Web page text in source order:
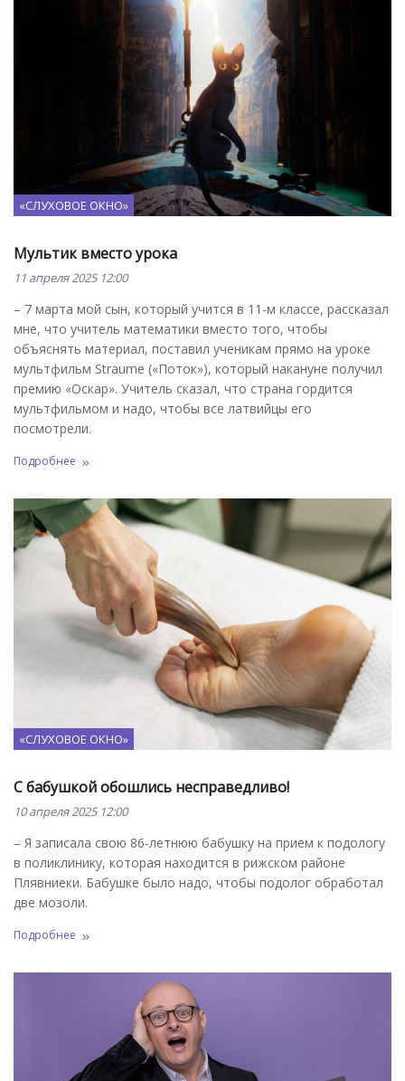
«СЛУХОВОЕ ОКНО»
Мультик вместо урока
11 апреля 2025 12:00
– 7 марта мой сын, который учится в 11-м классе, рассказал
мне, что учитель математики вместо того, чтобы
объяснять материал, поставил ученикам прямо на уроке
мультфильм Straume («Поток»), который накануне получил
премию «Оскар». Учитель сказал, что страна гордится
мультфильмом и надо, чтобы все латвийцы его
посмотрели.
Подробнее
«СЛУХОВОЕ ОКНО»
С бабушкой обошлись несправедливо!
10 апреля 2025 12:00
– Я записала свою 86-летнюю бабушку на прием к подологу
в поликлинику, которая находится в рижском районе
Плявниеки. Бабушке было надо, чтобы подолог обработал
две мозоли.
Подробнее